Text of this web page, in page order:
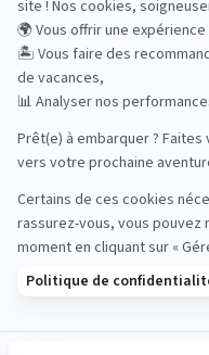
En famille
En solo
En train